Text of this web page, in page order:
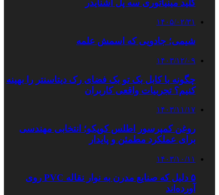
کلید مینیاتوری سه پل اشنایدر
۱۴۰۵/۰۲/۳۱
شیمی؛ جادویی که اسمش علمه
۱۴۰۳/۱۲/۰۹
چگونه با کابل بک تو بک فضای رک دیتاسنتر را بهینه
کنیم؟ تجربیات واقعی کاربران
۱۴۰۳/۱۱/۱۷
روغن کمپرسور اطلس کوپکو؛ انتخابی مهندسی
برای عملکرد مطمئن و پایدار
۱۴۰۳/۱۰/۱۱
۵ دلیل که صنایع مدرن به نوار نقاله PVC روی
آورده‌اند